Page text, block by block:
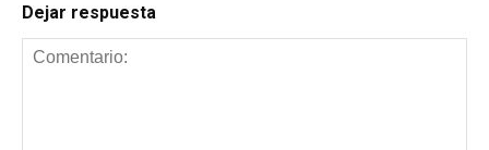
Dejar respuesta